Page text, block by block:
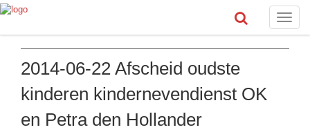
Toggle
2014-06-22 Afscheid oudste
kinderen kindernevendienst OK
en Petra den Hollander